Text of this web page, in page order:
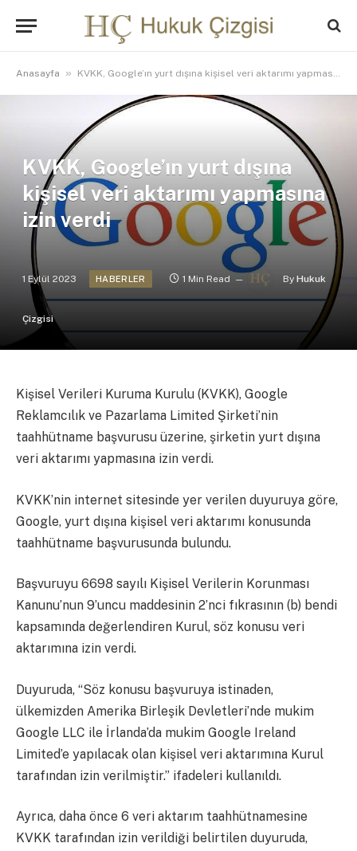
Anasayfa » KVKK, Google’ın yurt dışına kişisel veri aktarımı yapmasına izin verdi
KVKK, Google’ın yurt dışına
kişisel veri aktarımı yapmasına
izin verdi
1 Eylül 2023 HABERLER 1 Min Read By Hukuk
Çizgisi
Kişisel Verileri Kuruma Kurulu (KVKK), Google
Reklamcılık ve Pazarlama Limited Şirketi’nin
taahhütname başvurusu üzerine, şirketin yurt dışına
veri aktarımı yapmasına izin verdi.
KVKK’nin internet sitesinde yer verilen duyuruya göre,
Google, yurt dışına kişisel veri aktarımı konusunda
taahhütname başvurusunda bulundu.
Başvuruyu 6698 sayılı Kişisel Verilerin Korunması
Kanunu’nun 9’uncu maddesinin 2’nci fıkrasının (b) bendi
kapsamında değerlendiren Kurul, söz konusu veri
aktarımına izin verdi.
Duyuruda, “Söz konusu başvuruya istinaden,
ülkemizden Amerika Birleşik Devletleri’nde mukim
Google LLC ile İrlanda’da mukim Google Ireland
Limited’e yapılacak olan kişisel veri aktarımına Kurul
tarafından izin verilmiştir.” ifadeleri kullanıldı.
Ayrıca, daha önce 6 veri aktarım taahhütnamesine
KVKK tarafından izin verildiği belirtilen duyuruda,